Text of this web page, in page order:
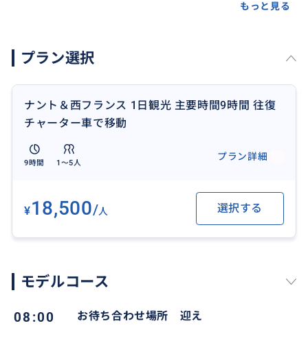
もっと見る
プラン選択
ナント＆西フランス 1日観光 主要時間9時間 往復
チャーター車で移動
9時間 1〜5人
プラン詳細
¥18,500/人 選択する
モデルコース
08:00 お待ち合わせ場所 迎え